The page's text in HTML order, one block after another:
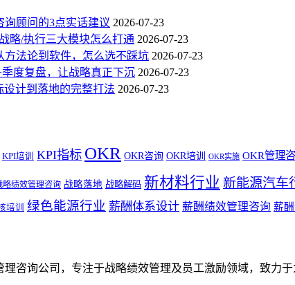
询顾问的3点实话建议 2026-07-23
略/执行三大模块怎么打通 2026-07-23
方法论到软件，怎么选不踩坑 2026-07-23
度复盘，让战略真正下沉 2026-07-23
计到落地的完整打法 2026-07-23
KPI培训 KPI指标 OKR OKR咨询 OKR培训 OKR实施 OKR管理
略绩效管理咨询 战略落地 战略解码 新材料行业 新能源汽车
培训 绿色能源行业 薪酬体系设计 薪酬绩效管理咨询 薪
咨询公司，专注于战略绩效管理及员工激励领域，致力